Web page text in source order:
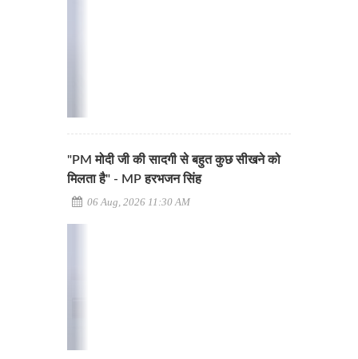
"PM मोदी जी की सादगी से बहुत कुछ सीखने को
मिलता है" - MP हरभजन सिंह
06 Aug, 2026 11:30 AM